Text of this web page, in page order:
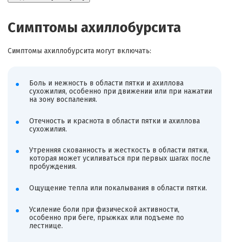
Симптомы ахиллобурсита
Симптомы ахиллобурсита могут включать:
Боль и нежность в области пятки и ахиллова
сухожилия, особенно при движении или при нажатии
на зону воспаления.
Отечность и краснота в области пятки и ахиллова
сухожилия.
Утренняя скованность и жесткость в области пятки,
которая может усиливаться при первых шагах после
пробуждения.
Ощущение тепла или покалывания в области пятки.
Усиление боли при физической активности,
особенно при беге, прыжках или подъеме по
лестнице.